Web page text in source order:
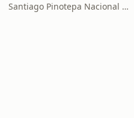
Santiago Pinotepa Nacional · 98.1 FM